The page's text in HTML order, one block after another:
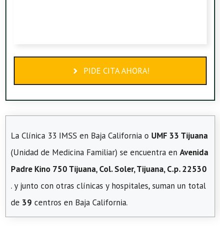
PIDE CITA AHORA!
La Clínica 33 IMSS en Baja California o UMF 33 Tijuana
(Unidad de Medicina Familiar) se encuentra en Avenida
Padre Kino 750 Tijuana, Col. Soler, Tijuana, C.p. 22530
. y junto con otras clínicas y hospitales, suman un total
de 39 centros en Baja California.